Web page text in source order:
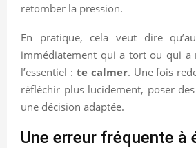
retomber la pression.
En pratique, cela veut dire
immédiatement qui a tort ou qui a
l’essentiel : te calmer. Une fois
réfléchir plus lucidement, poser
une décision adaptée.
Une erreur fréquente à